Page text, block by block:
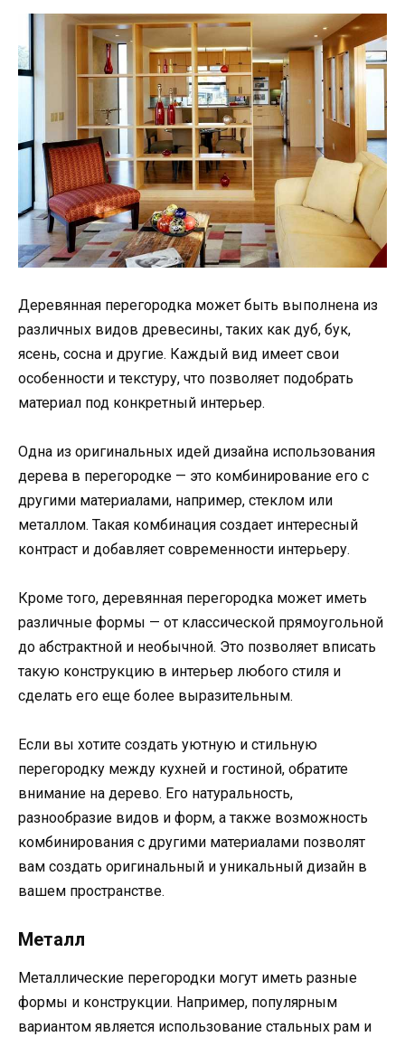
Деревянная перегородка может быть выполнена из
различных видов древесины, таких как дуб, бук,
ясень, сосна и другие. Каждый вид имеет свои
особенности и текстуру, что позволяет подобрать
материал под конкретный интерьер.
Одна из оригинальных идей дизайна использования
дерева в перегородке — это комбинирование его с
другими материалами, например, стеклом или
металлом. Такая комбинация создает интересный
контраст и добавляет современности интерьеру.
Кроме того, деревянная перегородка может иметь
различные формы — от классической прямоугольной
до абстрактной и необычной. Это позволяет вписать
такую конструкцию в интерьер любого стиля и
сделать его еще более выразительным.
Если вы хотите создать уютную и стильную
перегородку между кухней и гостиной, обратите
внимание на дерево. Его натуральность,
разнообразие видов и форм, а также возможность
комбинирования с другими материалами позволят
вам создать оригинальный и уникальный дизайн в
вашем пространстве.
Металл
Металлические перегородки могут иметь разные
формы и конструкции. Например, популярным
вариантом является использование стальных рам и